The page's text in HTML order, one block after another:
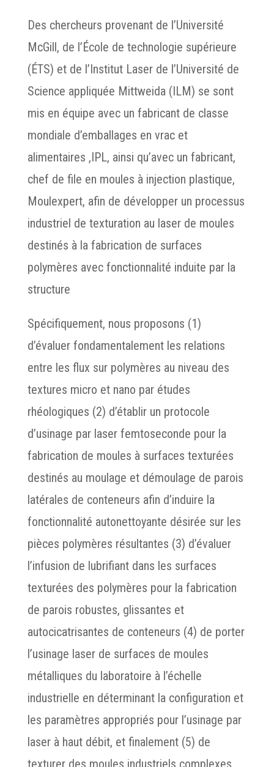
Des chercheurs provenant de l’Université
McGill, de l’École de technologie supérieure
(ÉTS) et de l’Institut Laser de l’Université de
Science appliquée Mittweida (ILM) se sont
mis en équipe avec un fabricant de classe
mondiale d’emballages en vrac et
alimentaires ,IPL, ainsi qu’avec un fabricant,
chef de file en moules à injection plastique,
Moulexpert, afin de développer un processus
industriel de texturation au laser de moules
destinés à la fabrication de surfaces
polymères avec fonctionnalité induite par la
structure
Spécifiquement, nous proposons (1)
d’évaluer fondamentalement les relations
entre les flux sur polymères au niveau des
textures micro et nano par études
rhéologiques (2) d’établir un protocole
d’usinage par laser femtoseconde pour la
fabrication de moules à surfaces texturées
destinés au moulage et démoulage de parois
latérales de conteneurs afin d’induire la
fonctionnalité autonettoyante désirée sur les
pièces polymères résultantes (3) d’évaluer
l’infusion de lubrifiant dans les surfaces
texturées des polymères pour la fabrication
de parois robustes, glissantes et
autocicatrisantes de conteneurs (4) de porter
l’usinage laser de surfaces de moules
métalliques du laboratoire à l’échelle
industrielle en déterminant la configuration et
les paramètres appropriés pour l’usinage par
laser à haut débit, et finalement (5) de
texturer des moules industriels complexes